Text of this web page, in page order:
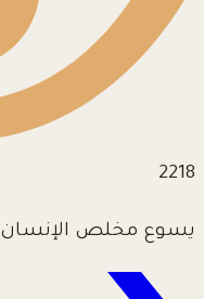
2218
يسوع مخلص الإنسان